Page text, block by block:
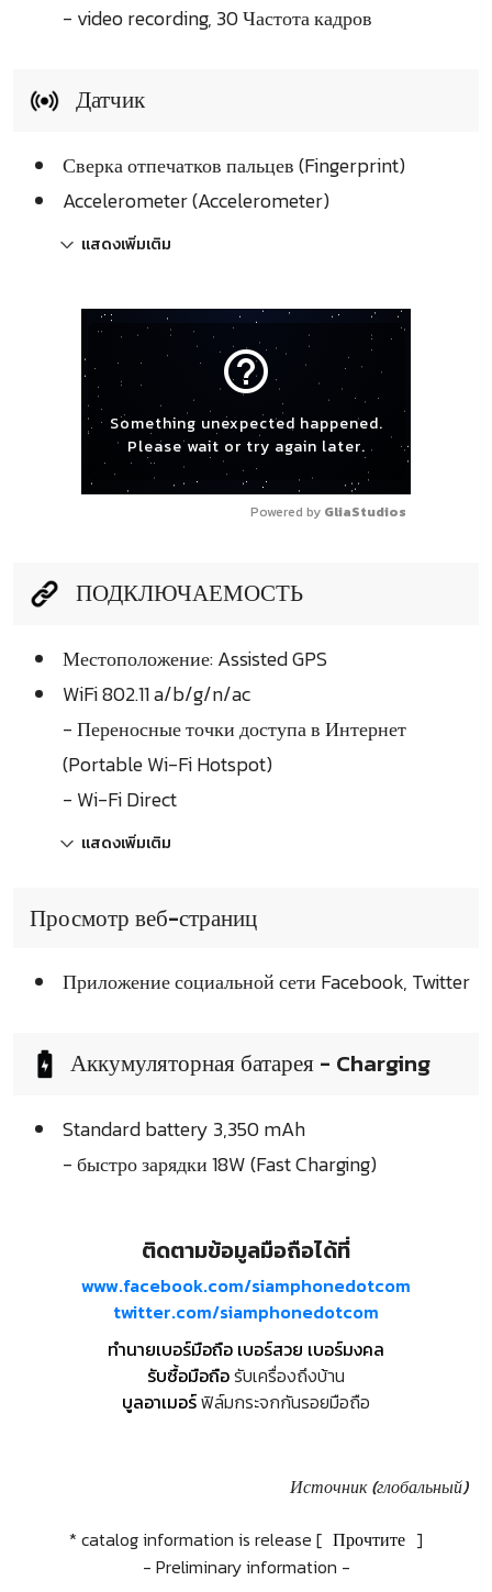
- video recording, 30 Частота кадров
Датчик
Сверка отпечатков пальцев (Fingerprint)
Accelerometer (Accelerometer)
แสดงเพิ่มเติม
help_outline
Something unexpected happened.
Please wait or try again later.
Powered by GliaStudios
ПОДКЛЮЧАЕМОСТЬ
Местоположение: Assisted GPS
WiFi 802.11 a/b/g/n/ac
- Переносные точки доступа в Интернет
(Portable Wi-Fi Hotspot)
- Wi-Fi Direct
แสดงเพิ่มเติม
Просмотр веб-страниц
Приложение социальной сети Facebook, Twitter
Аккумуляторная батарея - Charging
Standard battery 3,350 mAh
- быстро зарядки 18W (Fast Charging)
ติดตามข้อมูลมือถือได้ที่
www.facebook.com/siamphonedotcom
twitter.com/siamphonedotcom
ทำนายเบอร์มือถือ เบอร์สวย เบอร์มงคล
รับซื้อมือถือรับเครื่องถึงบ้าน
บูลอาเมอร์ฟิล์มกระจกกันรอยมือถือ
Источник (глобальный)
* catalog information is release [ Прочтите ]
- Preliminary information -